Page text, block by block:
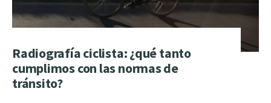
Radiografía ciclista: ¿qué tanto
cumplimos con las normas de
tránsito?